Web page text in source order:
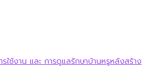
ใช้งาน และ การดูแลรักษาบ้านหรูหลังสร้าง